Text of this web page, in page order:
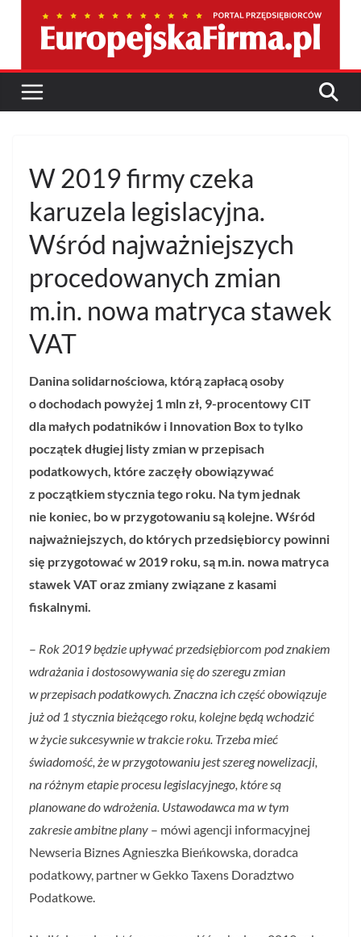
W 2019 firmy czeka
karuzela legislacyjna.
Wśród najważniejszych
procedowanych zmian
m.in. nowa matryca stawek
VAT
Danina solidarnościowa, którą zapłacą osoby
o dochodach powyżej 1 mln zł, 9-procentowy CIT
dla małych podatników i Innovation Box to tylko
początek długiej listy zmian w przepisach
podatkowych, które zaczęły obowiązywać
z początkiem stycznia tego roku. Na tym jednak
nie koniec, bo w przygotowaniu są kolejne. Wśród
najważniejszych, do których przedsiębiorcy powinni
się przygotować w 2019 roku, są m.in. nowa matryca
stawek VAT oraz zmiany związane z kasami
fiskalnymi.
– Rok 2019 będzie upływać przedsiębiorcom pod znakiem
wdrażania i dostosowywania się do szeregu zmian
w przepisach podatkowych. Znaczna ich część obowiązuje
już od 1 stycznia bieżącego roku, kolejne będą wchodzić
w życie sukcesywnie w trakcie roku. Trzeba mieć
świadomość, że w przygotowaniu jest szereg nowelizacji,
na różnym etapie procesu legislacyjnego, które są
planowane do wdrożenia. Ustawodawca ma w tym
zakresie ambitne plany – mówi agencji informacyjnej
Newseria Biznes Agnieszka Bieńkowska, doradca
podatkowy, partner w Gekko Taxens Doradztwo
Podatkowe.